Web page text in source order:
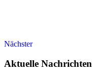
Nächster
Aktuelle Nachrichten